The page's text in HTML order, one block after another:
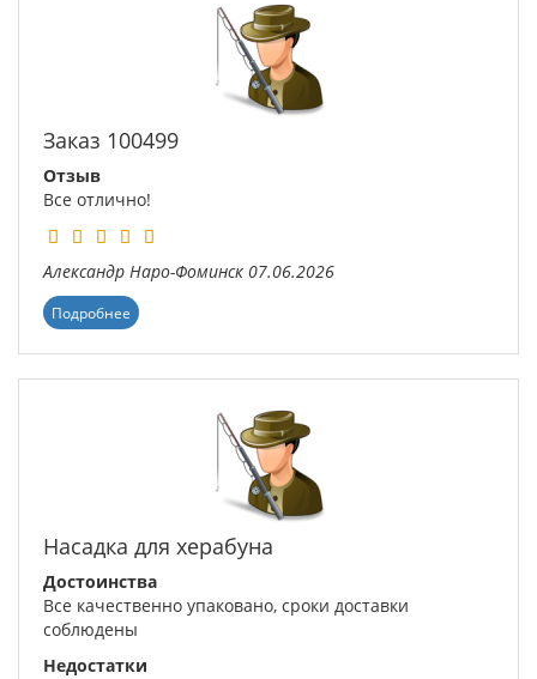
Заказ 100499
Отзыв
Все отлично!
Александр Наро-Фоминск 07.06.2026
Подробнее
Насадка для херабуна
Достоинства
Все качественно упаковано, сроки доставки
соблюдены
Недостатки